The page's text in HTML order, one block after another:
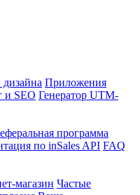
Приложения
и SEO Генератор UTM-
программа
по inSales API FAQ
магазин Частые